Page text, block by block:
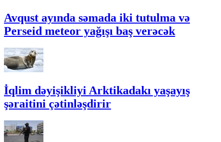
Avqust ayında səmada iki tutulma və
Perseid meteor yağışı baş verəcək
İqlim dəyişikliyi Arktikadakı yaşayış
şəraitini çətinləşdirir